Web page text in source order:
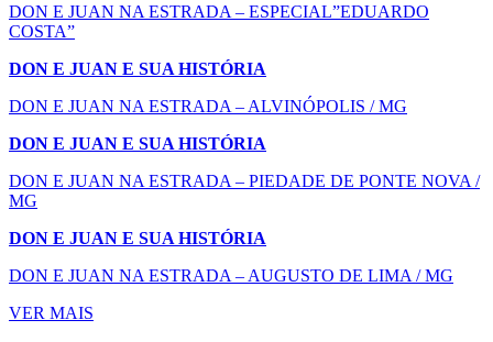
DON E JUAN NA ESTRADA – ESPECIAL”EDUARDO
COSTA”
DON E JUAN E SUA HISTÓRIA
DON E JUAN NA ESTRADA – ALVINÓPOLIS / MG
DON E JUAN E SUA HISTÓRIA
DON E JUAN NA ESTRADA – PIEDADE DE PONTE NOVA /
MG
DON E JUAN E SUA HISTÓRIA
DON E JUAN NA ESTRADA – AUGUSTO DE LIMA / MG
VER MAIS